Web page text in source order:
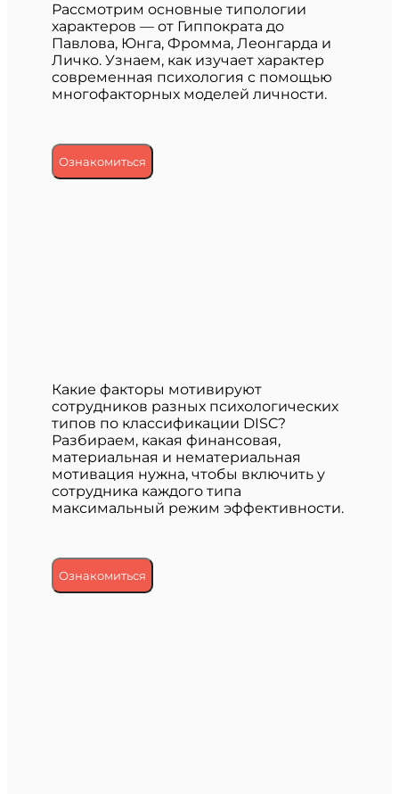
Рассмотрим основные типологии
характеров — от Гиппократа до
Павлова, Юнга, Фромма, Леонгарда и
Личко. Узнаем, как изучает характер
современная психология с помощью
многофакторных моделей личности.
Ознакомиться
Какие факторы мотивируют
сотрудников разных психологических
типов по классификации DISC?
Разбираем, какая финансовая,
материальная и нематериальная
мотивация нужна, чтобы включить у
сотрудника каждого типа
максимальный режим эффективности.
Ознакомиться